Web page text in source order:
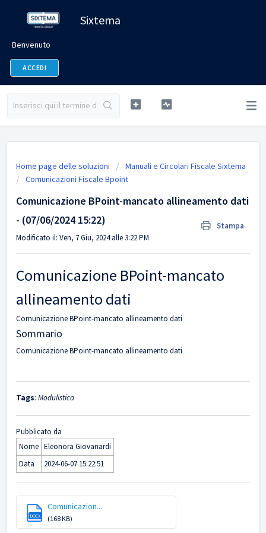
Sixtema
Benvenuto
ACCEDI
Home page delle soluzioni
Manuali e Circolari Fiscale Sixtema
Comunicazioni Fiscale Bpoint
Comunicazione BPoint-mancato allineamento dati
- (07/06/2024 15:22)
Stampa
Modificato il: Ven, 7 Giu, 2024 alle 3:22 PM
Comunicazione BPoint-mancato
allineamento dati
Comunicazione BPoint-mancato allineamento dati
Sommario
Comunicazione BPoint-mancato allineamento dati
Tags: Modulistica
Pubblicato da
Nome Eleonora Giovanardi
Data
2024-06-07 15:22:51
DOCX
Comunicazion...
(168 KB)